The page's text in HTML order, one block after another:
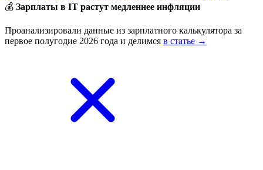
💰 Зарплаты в IT растут медленнее инфляции
Проанализировали данные из зарплатного калькулятора за
первое полугодие 2026 года и делимся в статье →